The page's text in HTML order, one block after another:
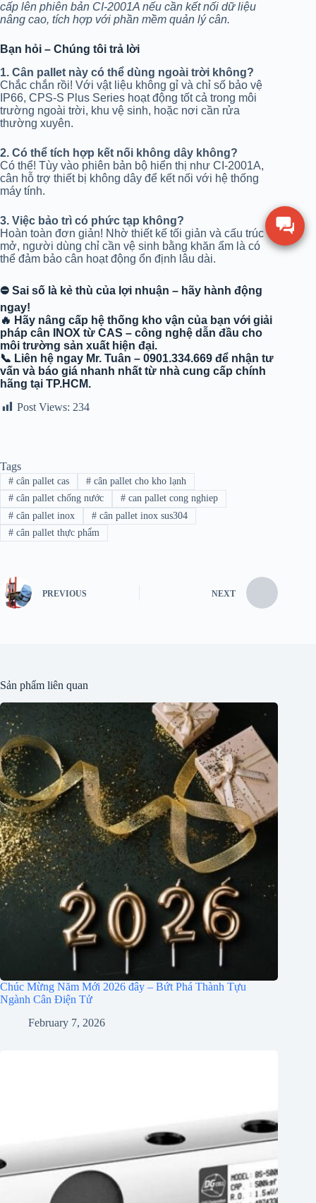
cấp lên phiên bản CI-2001A nếu cần kết nối dữ liệu
nâng cao, tích hợp với phần mềm quản lý cân.
Bạn hỏi – Chúng tôi trả lời
1. Cân pallet này có thể dùng ngoài trời không?
Chắc chắn rồi! Với vật liệu không gỉ và chỉ số bảo vệ
IP66, CPS-S Plus Series hoạt động tốt cả trong môi
trường ngoài trời, khu vệ sinh, hoặc nơi cần rửa
thường xuyên.
2. Có thể tích hợp kết nối không dây không?
Có thể! Tùy vào phiên bản bộ hiển thị như CI-2001A,
cân hỗ trợ thiết bị không dây để kết nối với hệ thống
máy tính.
3. Việc bảo trì có phức tạp không?
Hoàn toàn đơn giản! Nhờ thiết kế tối giản và cấu trúc
mở, người dùng chỉ cần vệ sinh bằng khăn ẩm là có
thể đảm bảo cân hoạt động ổn định lâu dài.
⛔ Sai số là kẻ thù của lợi nhuận – hãy hành động
ngay!
🔥 Hãy nâng cấp hệ thống kho vận của bạn với giải
pháp cân INOX từ CAS – công nghệ dẫn đầu cho
môi trường sản xuất hiện đại.
📞 Liên hệ ngay Mr. Tuân – 0901.334.669 để nhận tư
vấn và báo giá nhanh nhất từ nhà cung cấp chính
hãng tại TP.HCM.
Post Views: 234
Tags
#cân pallet cas #cân pallet cho kho lạnh
#cân pallet chống nước #can pallet cong nghiep
#cân pallet inox #cân pallet inox sus304
#cân pallet thực phẩm
PREVIOUS NEXT
Sản phẩm liên quan
Chúc Mừng Năm Mới 2026 đây – Bứt Phá Thành Tựu
Ngành Cân Điện Tử
February 7, 2026